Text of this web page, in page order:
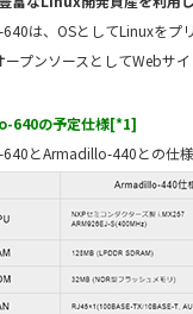
は、OSとしてLinuxをプ
ープンソースとしてWebサ
640の予定仕様[*1]
とArmadillo-440との仕